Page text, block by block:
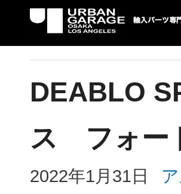
DEABLO
ス フォー
2022年1月31日